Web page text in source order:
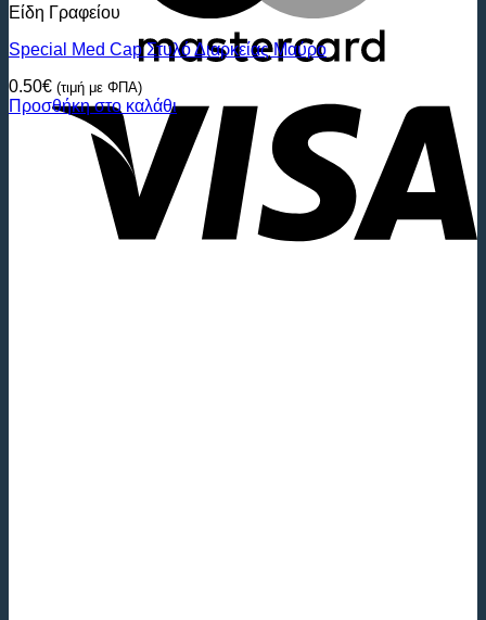
Είδη Γραφείου
Special Med Cap Στυλό Διαρκείας Mαύρο
0.50€ (τιμή με ΦΠΑ)
Προσθήκη στο καλάθι